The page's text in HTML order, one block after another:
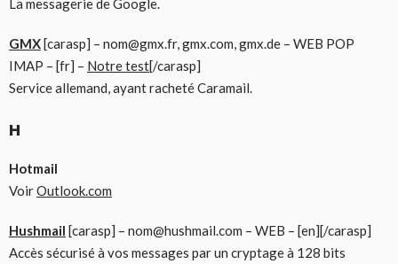
La messagerie de Google.
GMX[carasp] – nom@gmx.fr, gmx.com, gmx.de – WEB POP
IMAP – [fr] – Notre test[/carasp]
Service allemand, ayant racheté Caramail.
H
Hotmail
VoirOutlook.com
Hushmail [carasp] – nom@hushmail.com – WEB – [en][/carasp]
Accès sécurisé à vos messages par un cryptage à 128 bits